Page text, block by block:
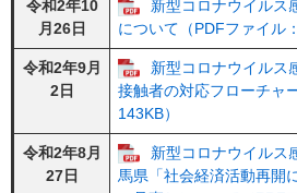
令和2年10
月26日
新型コロナウイルス
について（PDFファイル
令和2年9月
2日
新型コロナウイルス
接触者の対応フローチャ
143KB）
令和2年8月
27日
新型コロナウイルス
馬県「社会経済活動再開